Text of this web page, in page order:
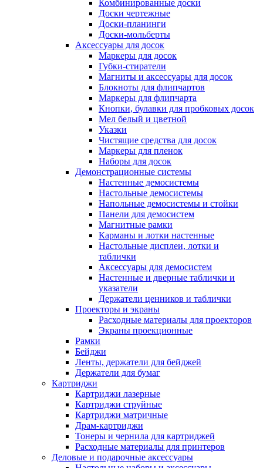
Комбинированные доски
Доски чертежные
Доски-планинги
Доски-мольберты
Аксессуары для досок
Маркеры для досок
Губки-стиратели
Магниты и аксессуары для досок
Блокноты для флипчартов
Маркеры для флипчарта
Кнопки, булавки для пробковых досок
Мел белый и цветной
Указки
Чистящие средства для досок
Маркеры для пленок
Наборы для досок
Демонстрационные системы
Настенные демосистемы
Настольные демосистемы
Напольные демосистемы и стойки
Панели для демосистем
Магнитные рамки
Карманы и лотки настенные
Настольные дисплеи, лотки и
таблички
Аксессуары для демосистем
Настенные и дверные таблички и
указатели
Держатели ценников и таблички
Проекторы и экраны
Расходные материалы для проекторов
Экраны проекционные
Рамки
Бейджи
Ленты, держатели для бейджей
Держатели для бумаг
Картриджи
Картриджи лазерные
Картриджи струйные
Картриджи матричные
Драм-картриджи
Тонеры и чернила для картриджей
Расходные материалы для принтеров
Деловые и подарочные аксессуары